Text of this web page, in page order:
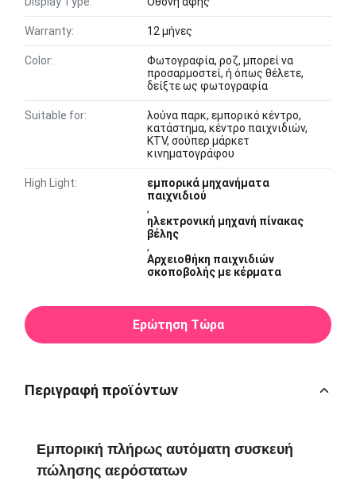
Warranty: 12 μήνες
Color:
Φωτογραφία, ροζ, μπορεί να
προσαρμοστεί, ή όπως θέλετε,
δείξτε ως φωτογραφία
Suitable for:
λούνα παρκ, εμπορικό κέντρο,
κατάστημα, κέντρο παιχνιδιών,
KTV, σούπερ μάρκετ
κινηματογράφου
High Light:
εμπορικά μηχανήματα
παιχνιδιού
,
ηλεκτρονική μηχανή πίνακας
βέλης
,
Αρχειοθήκη παιχνιδιών
σκοποβολής με κέρματα
Ερώτηση Τώρα
Περιγραφή προϊόντων
Εμπορική πλήρως αυτόματη συσκευή
πώλησης αερόστατων